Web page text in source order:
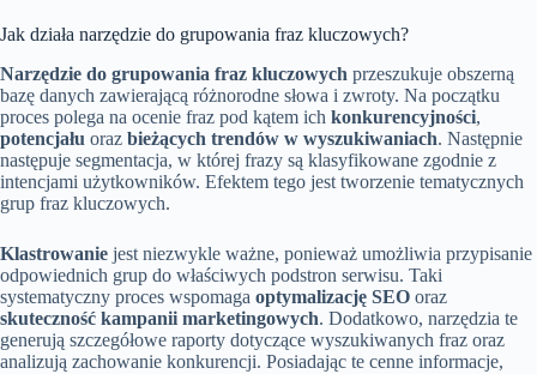
Jak działa narzędzie do grupowania fraz kluczowych?
Narzędzie do grupowania fraz kluczowych przeszukuje obszerną
bazę danych zawierającą różnorodne słowa i zwroty. Na początku
proces polega na ocenie fraz pod kątem ich konkurencyjności,
potencjału oraz bieżących trendów w wyszukiwaniach. Następnie
następuje segmentacja, w której frazy są klasyfikowane zgodnie z
intencjami użytkowników. Efektem tego jest tworzenie tematycznych
grup fraz kluczowych.
Klastrowanie jest niezwykle ważne, ponieważ umożliwia przypisanie
odpowiednich grup do właściwych podstron serwisu. Taki
systematyczny proces wspomaga optymalizację SEO oraz
skuteczność kampanii marketingowych. Dodatkowo, narzędzia te
generują szczegółowe raporty dotyczące wyszukiwanych fraz oraz
analizują zachowanie konkurencji. Posiadając te cenne informacje,